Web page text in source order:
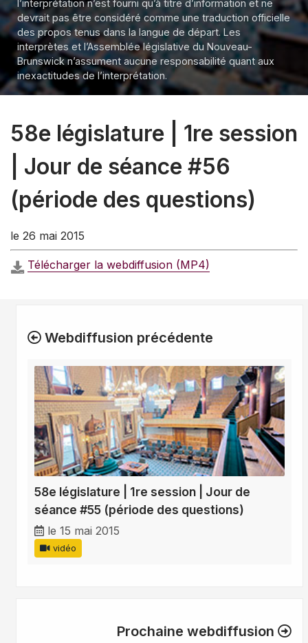
l’interprétation n’est fourni qu’à titre d’information et ne
devrait pas être considéré comme une traduction officielle
des propos tenus dans la langue de départ. Les
interprètes et l’Assemblée législative du Nouveau-
Brunswick n’assument aucune responsabilité quant aux
inexactitudes de l’interprétation.
58e législature | 1re session
| Jour de séance #56
(période des questions)
le 26 mai 2015
Télécharger la webdiffusion (MP4)
Webdiffusion précédente
58e législature | 1re session | Jour de
séance #55 (période des questions)
le 15 mai 2015
vidéo
Prochaine webdiffusion